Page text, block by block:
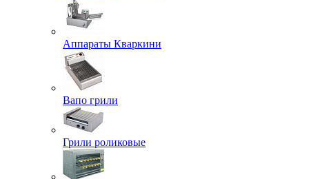
Аппараты Кваркини
Вапо грили
Грили роликовые